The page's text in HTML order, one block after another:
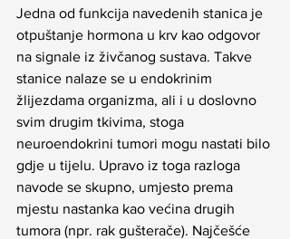
Jedna od funkcija navedenih stanica je
otpuštanje hormona u krv kao odgovor
na signale iz živčanog sustava. Takve
stanice nalaze se u endokrinim
žlijezdama organizma, ali i u doslovno
svim drugim tkivima, stoga
neuroendokrini tumori mogu nastati bilo
gdje u tijelu. Upravo iz toga razloga
navode se skupno, umjesto prema
mjestu nastanka kao većina drugih
tumora (npr. rak gušterače). Najčešće